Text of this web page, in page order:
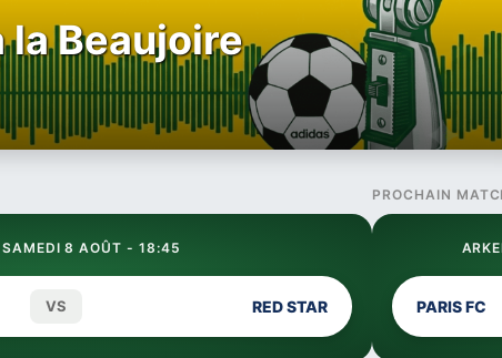
la Beaujoire
8 AOÛT - 18:45
VS RED STAR
PROCHAIN
PARIS FC